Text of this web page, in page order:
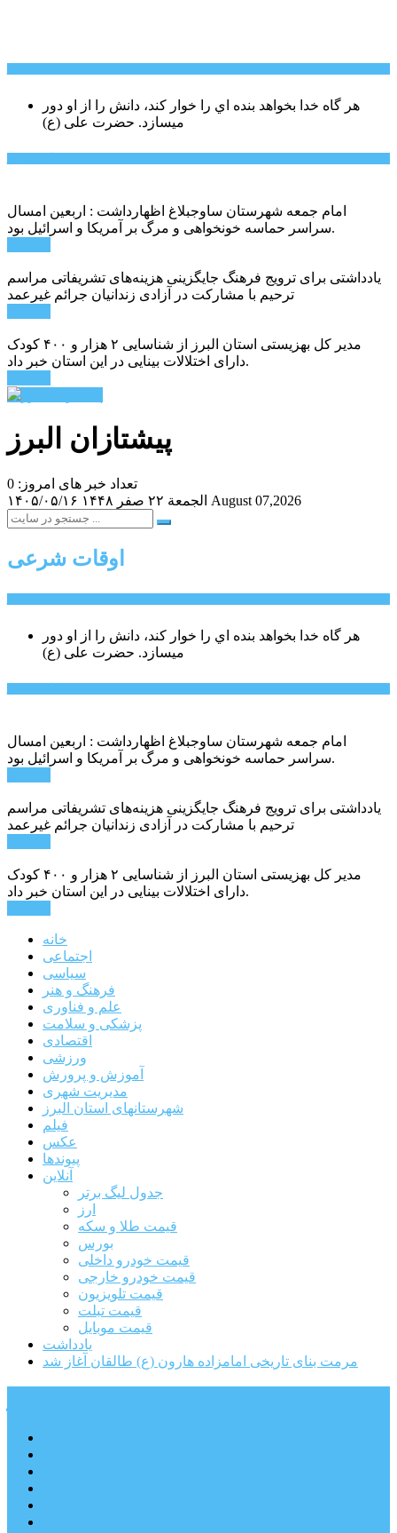
هر گاه خدا بخواهد بنده اي را خوار كند، دانش را از او دور
میسازد. حضرت علی (ع)
امام جمعه شهرستان ساوجبلاغ اظهارداشت : اربعین امسال
سراسر حماسه خونخواهی و مرگ بر آمریکا و اسرائیل بود.
یادداشتی برای ترویج فرهنگ جایگزینی هزینه‌های تشریفاتی مراسم
ترحیم با مشارکت در آزادی زندانیان جرائم غیرعمد
مدیر کل بهزیستی استان البرز از شناسایی ۲ هزار و ۴۰۰ کودک
دارای اختلالات بینایی در این استان خبر داد.
پیشتازان البرز
تعداد خبر های امروز: 0
۱۴۰۵/۰۵/۱۶
الجمعة ۲۲ صفر ۱۴۴۸ August 07,2026
اوقات شرعی
هر گاه خدا بخواهد بنده اي را خوار كند، دانش را از او دور
میسازد. حضرت علی (ع)
امام جمعه شهرستان ساوجبلاغ اظهارداشت : اربعین امسال
سراسر حماسه خونخواهی و مرگ بر آمریکا و اسرائیل بود.
یادداشتی برای ترویج فرهنگ جایگزینی هزینه‌های تشریفاتی مراسم
ترحیم با مشارکت در آزادی زندانیان جرائم غیرعمد
مدیر کل بهزیستی استان البرز از شناسایی ۲ هزار و ۴۰۰ کودک
دارای اختلالات بینایی در این استان خبر داد.
خانه
اجتماعی
سیاسی
فرهنگ و هنر
علم و فناوری
پزشکی و سلامت
اقتصادی
ورزشی
آموزش و پرورش
مدیریت شهری
شهرستانهای استان البرز
فیلم
عکس
پیوندها
آنلاین
جدول لیگ برتر
ارز
قیمت طلا و سکه
بورس
قیمت خودرو داخلی
قیمت خودرو خارجی
قیمت تلویزیون
قیمت تبلت
قیمت موبایل
یادداشت
مرمت بنای تاریخی امامزاده هارون (ع) طالقان آغاز شد